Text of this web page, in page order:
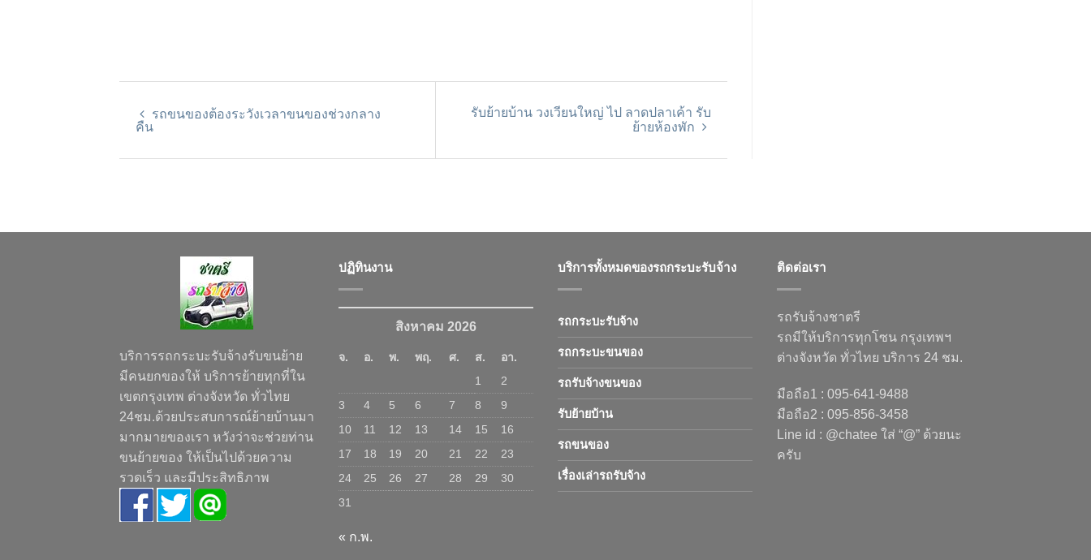
รถขนของต้องระวังเวลาขนของช่วงกลาง
คืน
รับย้ายบ้าน วงเวียนใหญ่ ไป ลาดปลาเค้า รับ
ย้ายห้องพัก
บริการรถกระบะรับจ้างรับขนย้าย
มีคนยกของให้ บริการย้ายทุกที่ใน
เขตกรุงเทพ ต่างจังหวัด ทั่วไทย
24ชม.ด้วยประสบการณ์ย้ายบ้านมา
มากมายของเรา หวังว่าจะช่วยท่าน
ขนย้ายของ ให้เป็นไปด้วยความ
รวดเร็ว และมีประสิทธิภาพ
ปฏิทินงาน
สิงหาคม 2026
จ. อ. พ. พฤ. ศ. ส.
อา.
1
2
3
4 5 6 7 8
9
10
11 12 13 14 15
16
17
18 19 20 21 22
23
24
25 26 27 28 29
30
31
« ก.พ.
บริการทั้งหมดของรถกระบะรับจ้าง
รถกระบะรับจ้าง
รถกระบะขนของ
รถรับจ้างขนของ
รับย้ายบ้าน
รถขนของ
เรื่องเล่ารถรับจ้าง
ติดต่อเรา
รถรับจ้างชาตรี
รถมีให้บริการทุกโซน กรุงเทพฯ
ต่างจังหวัด ทั่วไทย บริการ 24 ชม.
มือถือ1 : 095-641-9488
มือถือ2 : 095-856-3458
Line id : @chatee ใส่ “@” ด้วยนะ
ครับ